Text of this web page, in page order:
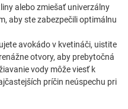
alebo zmiešať univerzálny
aby ste zabezpečili optimálnu
avokádo v kvetináči, uistite
otvory, aby prebytočná
vody môže viesť k
príčin neúspechu pri